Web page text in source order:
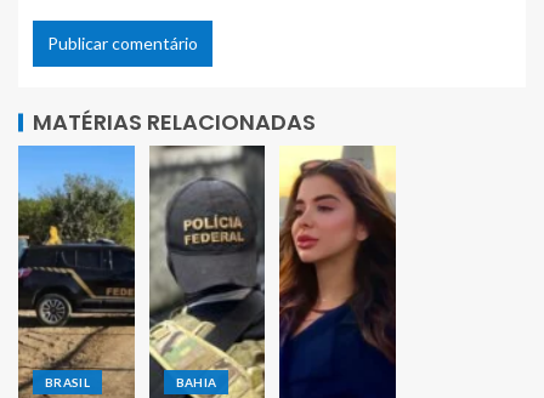
MATÉRIAS RELACIONADAS
BRASIL BAHIA